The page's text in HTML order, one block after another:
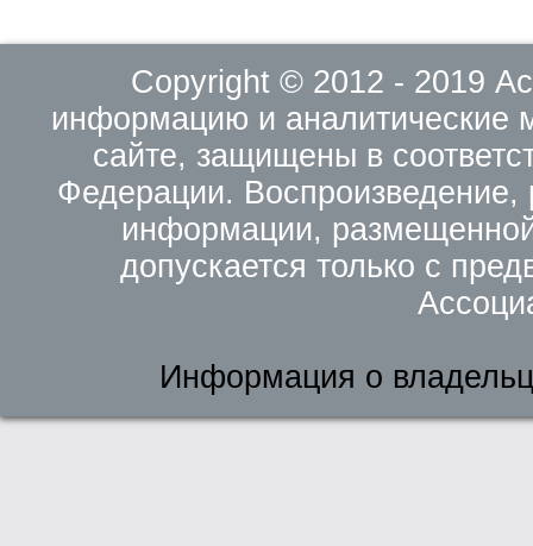
Copyright © 2012 - 2019
информацию и
сайте, защищены в
Федерации. Воспроизведение,
информации,
допускается только с
Информация о